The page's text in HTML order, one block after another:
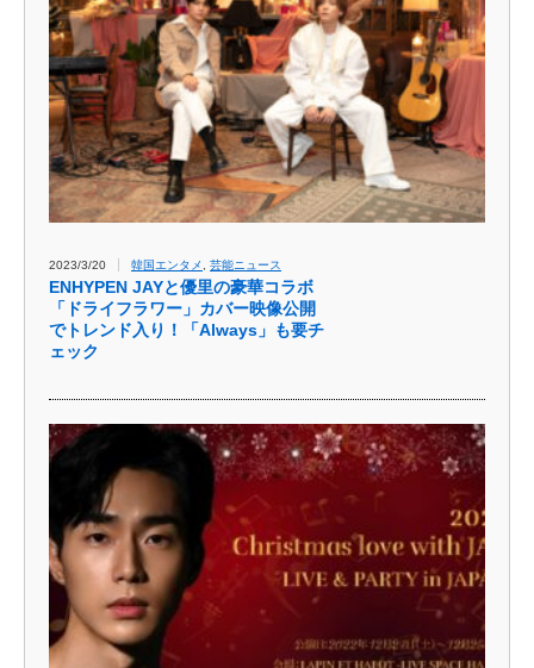
2023/3/20 韓国エンタメ 芸能ニュース
ENHYPEN JAYと優里の豪華コラボ
「ドライフラワー」カバー映像公開
でトレンド入り！「Always」も要チ
ェック